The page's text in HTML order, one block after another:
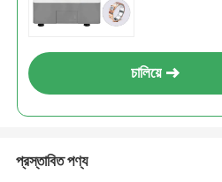
চালিয়ে
প্রস্তাবিত পণ্য